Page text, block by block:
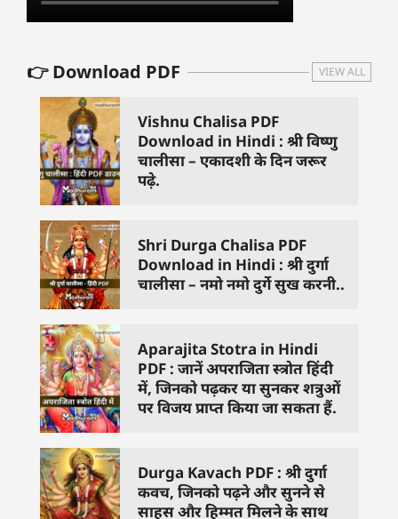
👉 Download PDF VIEW ALL
Vishnu Chalisa PDF
Download in Hindi : श्री विष्णु
चालीसा – एकादशी के दिन जरूर
पढ़े.
Shri Durga Chalisa PDF
Download in Hindi : श्री दुर्गा
चालीसा – नमो नमो दुर्गे सुख करनी..
Aparajita Stotra in Hindi
PDF : जानें अपराजिता स्त्रोत हिंदी
में, जिनको पढ़कर या सुनकर शत्रुओं
पर विजय प्राप्त किया जा सकता हैं.
Durga Kavach PDF : श्री दुर्गा
कवच, जिनको पढ़ने और सुनने से
साहस और हिम्मत मिलने के साथ